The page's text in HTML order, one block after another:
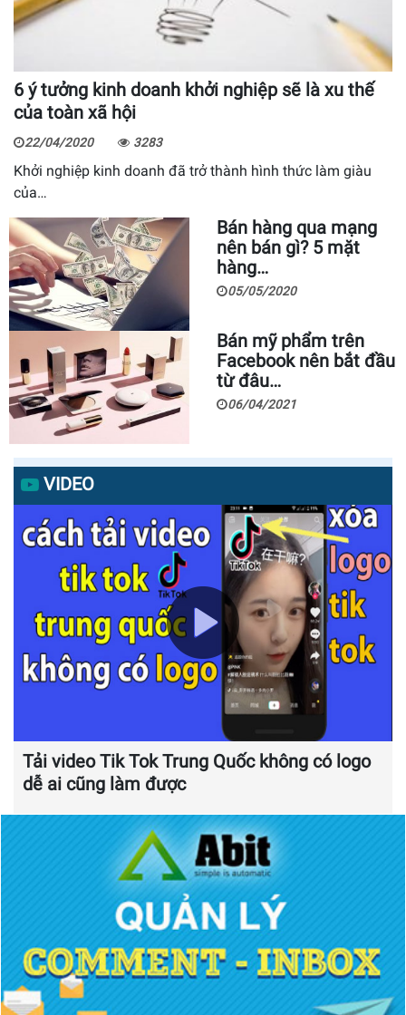
6 ý tưởng kinh doanh khởi nghiệp sẽ là xu thế
của toàn xã hội
22/04/2020 3283
Khởi nghiệp kinh doanh đã trở thành hình thức làm giàu
của…
Bán hàng qua mạng
nên bán gì? 5 mặt
hàng…
05/05/2020
Bán mỹ phẩm trên
Facebook nên bắt đầu
từ đâu…
06/04/2021
VIDEO
Tải video Tik Tok Trung Quốc không có logo
dễ ai cũng làm được